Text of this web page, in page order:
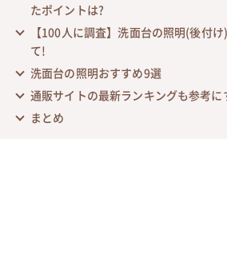
たポイントは?
【100人に調査】洗面台の照明(後付
て!
洗面台の照明おすすめ9選
通販サイトの最新ランキングも参考に
まとめ